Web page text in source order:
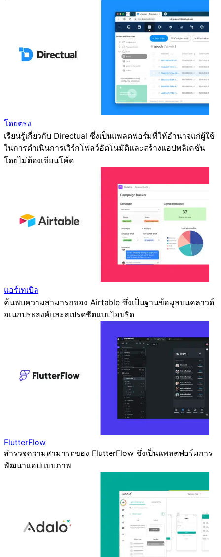
โดยตรง
เรียนรู้เกี่ยวกับ Directual ซึ่งเป็นแพลตฟอร์มที่ให้อำนาจแก่ผู้ใช้
ในการดำเนินการเวิร์กโฟลว์อัตโนมัติและสร้างแอปพลิเคชัน
โดยไม่ต้องเขียนโค้ด
แอร์เทเบิล
ค้นพบความสามารถของ Airtable ซึ่งเป็นฐานข้อมูลบนคลาวด์
อเนกประสงค์และสเปรดชีตแบบไฮบริด
FlutterFlow
สำรวจความสามารถของ FlutterFlow ซึ่งเป็นแพลตฟอร์มการ
พัฒนาแอปแบบภาพ